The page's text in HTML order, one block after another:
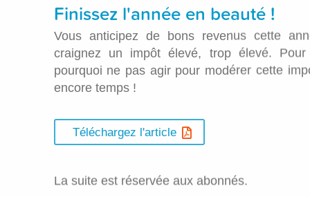
Finissez l'année en beauté !
Vous anticipez de bons revenus cette
craignez un impôt élevé, trop élevé.
pourquoi ne pas agir pour modérer cette
encore temps !
Téléchargez l'article
La suite est réservée aux abonnés.